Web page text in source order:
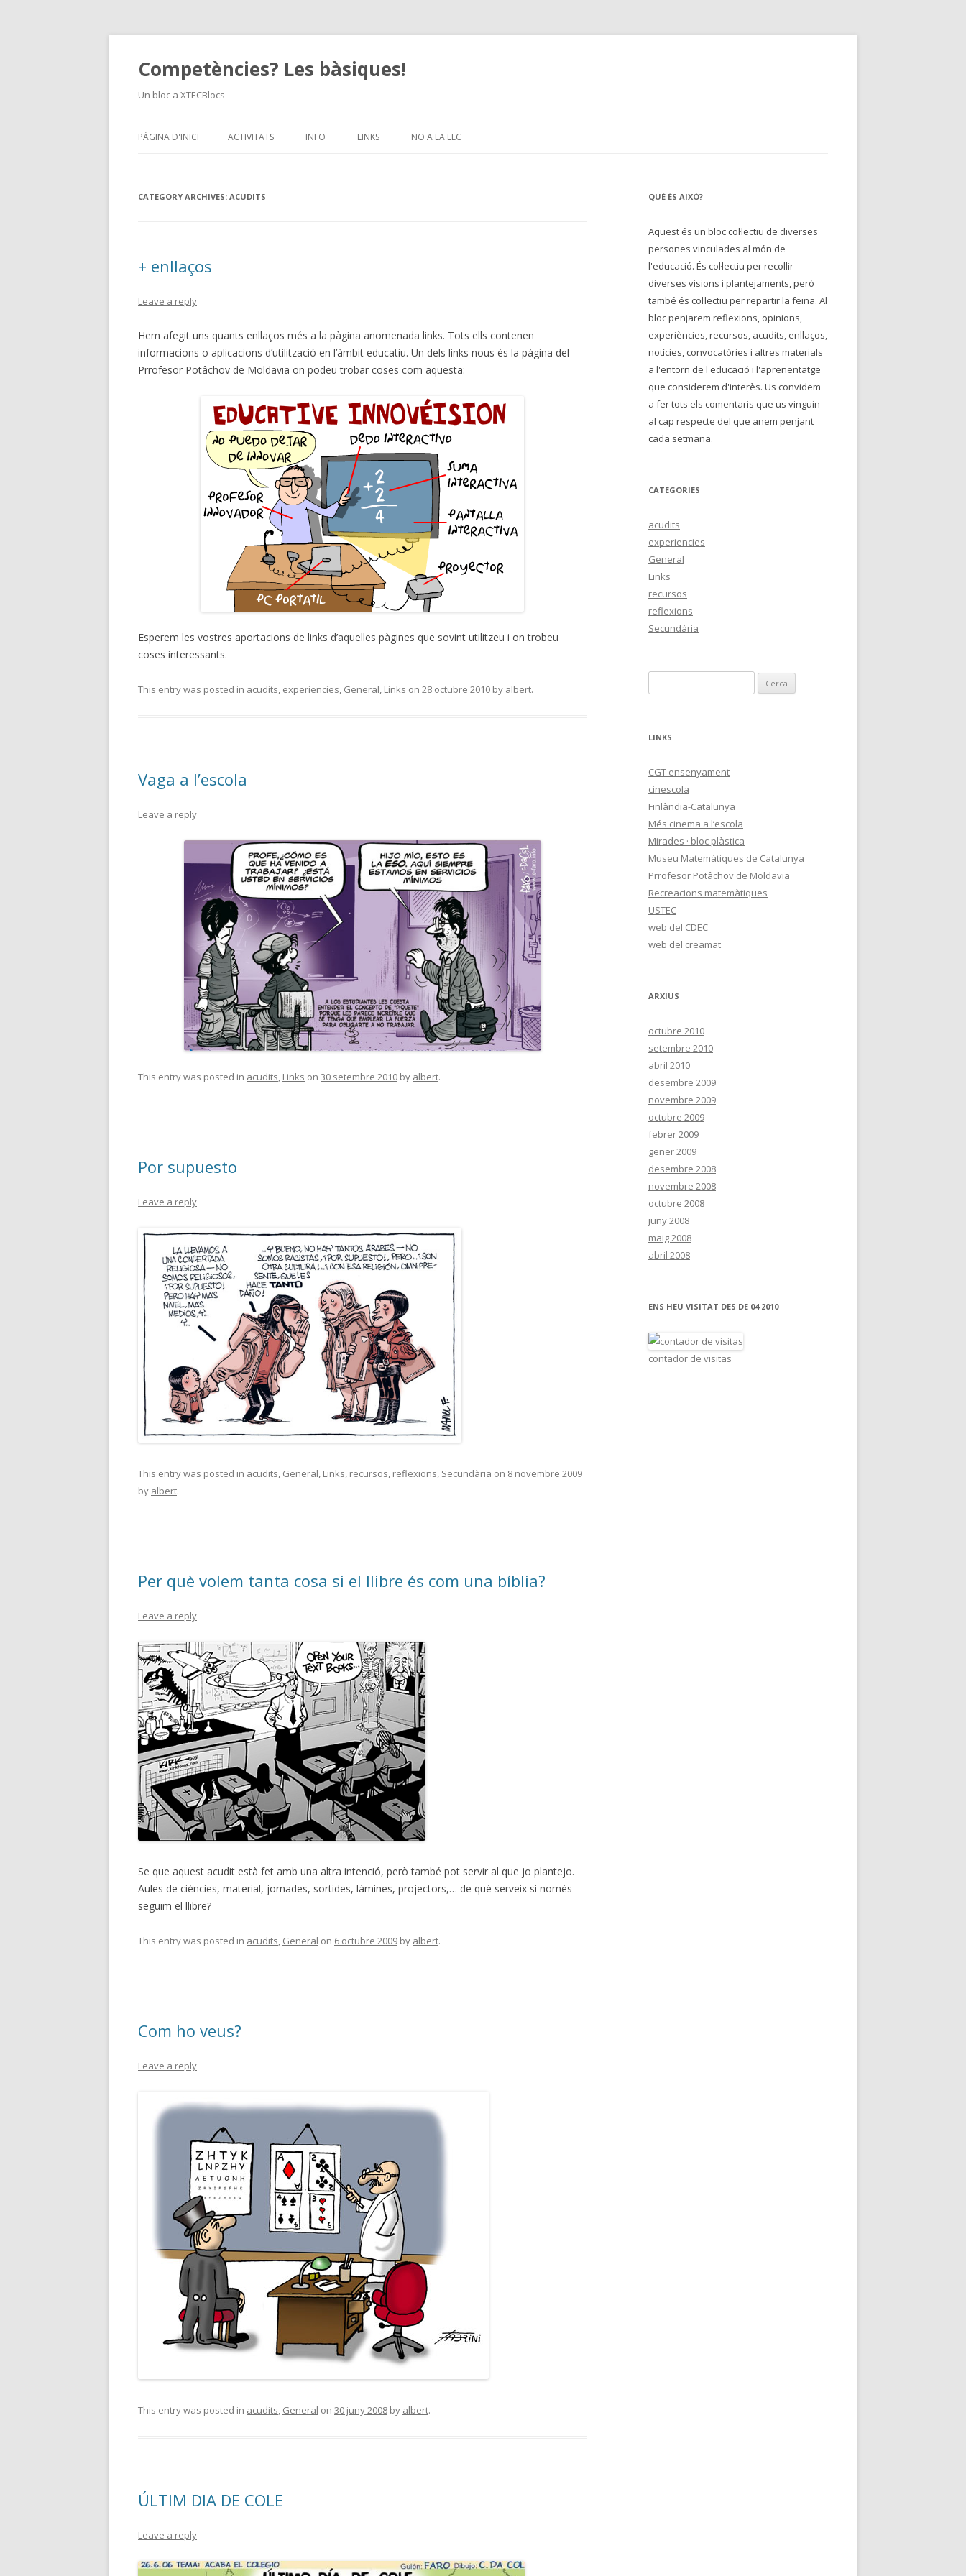
Competències? Les bàsiques!
Un bloc a XTECBlocs
PÀGINA D'INICI ACTIVITATS INFO LINKS NO A LA LEC
CATEGORY ARCHIVES: ACUDITS
+ enllaços
Leave a reply
Hem afegit uns quants enllaços més a la pàgina anomenada links. Tots ells contenen
informacions o aplicacions d’utilització en l’àmbit educatiu. Un dels links nous és la pàgina del
Prrofesor Potâchov de Moldavia on podeu trobar coses com aquesta:
Esperem les vostres aportacions de links d’aquelles pàgines que sovint utilitzeu i on trobeu
coses interessants.
This entry was posted in acudits, experiencies, General, Links on 28 octubre 2010 by albert.
Vaga a l’escola
Leave a reply
This entry was posted in acudits, Links on 30 setembre 2010 by albert.
Por supuesto
Leave a reply
This entry was posted in acudits General Links recursos reflexions Secundària on 8 novembre 2009
by albert.
Per què volem tanta cosa si el llibre és com una bíblia?
Leave a reply
Se que aquest acudit està fet amb una altra intenció, però també pot servir al que jo plantejo.
Aules de ciències, material, jornades, sortides, làmines, projectors,… de què serveix si només
seguim el llibre?
This entry was posted in acudits General on 6 octubre 2009 by albert.
Com ho veus?
Leave a reply
This entry was posted in acudits General on 30 juny 2008 by albert.
ÚLTIM DIA DE COLE
Leave a reply
QUÈ ÉS AIXÒ?
Aquest és un bloc col·lectiu de diverses
persones vinculades al món de
l'educació. És col·lectiu per recollir
diverses visions i plantejaments, però
també és col·lectiu per repartir la feina. Al
bloc penjarem reflexions, opinions,
experiències, recursos, acudits, enllaços,
notícies, convocatòries i altres materials
a l'entorn de l'educació i l'aprenentatge
que considerem d'interès. Us convidem
a fer tots els comentaris que us vinguin
al cap respecte del que anem penjant
cada setmana.
CATEGORIES
acudits
experiencies
General
Links
recursos
reflexions
Secundària
e
c
:
LINKS
CGT ensenyament
cinescola
Finlàndia-Catalunya
Més cinema a l’escola
Mirades · bloc plàstica
Museu Matemàtiques de Catalunya
Prrofesor Potâchov de Moldavia
Recreacions matemàtiques
USTEC
web del CDEC
web del creamat
ARXIUS
octubre 2010
setembre 2010
abril 2010
desembre 2009
novembre 2009
octubre 2009
febrer 2009
gener 2009
desembre 2008
novembre 2008
octubre 2008
juny 2008
maig 2008
abril 2008
ENS HEU VISITAT DES DE 04 2010
contador de visitas